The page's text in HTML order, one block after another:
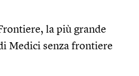
la più grande
Medici senza frontiere